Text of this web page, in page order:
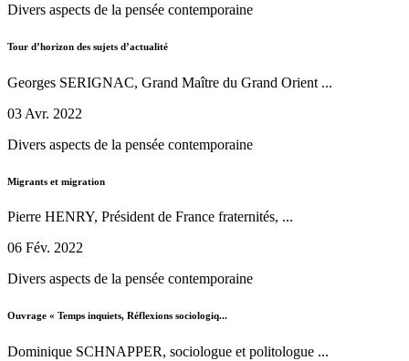
Divers aspects de la pensée contemporaine
Tour d’horizon des sujets d’actualité
Georges SERIGNAC, Grand Maître du Grand Orient ...
03 Avr. 2022
Divers aspects de la pensée contemporaine
Migrants et migration
Pierre HENRY, Président de France fraternités, ...
06 Fév. 2022
Divers aspects de la pensée contemporaine
Ouvrage « Temps inquiets, Réflexions sociologiq...
Dominique SCHNAPPER, sociologue et politologue ...